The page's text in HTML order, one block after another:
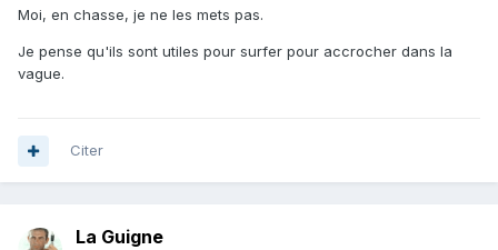
Moi, en chasse, je ne les mets pas.
Je pense qu'ils sont utiles pour surfer pour accrocher dans la
vague.
Citer
La Guigne